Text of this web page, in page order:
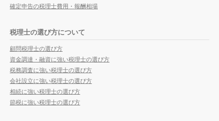
確定申告の税理士費用・報酬相場
税理士の選び方について
顧問税理士の選び方
資金調達・融資に強い税理士の選び方
税務調査に強い税理士の選び方
会社設立に強い税理士の選び方
相続に強い税理士の選び方
節税に強い税理士の選び方